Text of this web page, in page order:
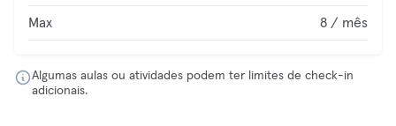
Max 8 / mês
Algumas aulas ou atividades podem ter limites de check-in
adicionais.